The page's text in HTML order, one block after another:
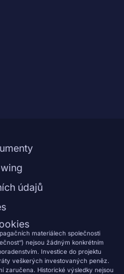
údajů
materiálech společnosti
nejsou žádným konkrétním
Investice do projektu
veškerých investovaných peněz.
zaručena. Historické výsledky nejsou